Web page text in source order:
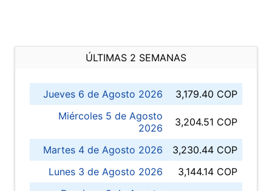
ÚLTIMAS 2 SEMANAS
Jueves 6 de Agosto 2026
3,179.40 COP
Miércoles 5 de Agosto
2026
3,204.51 COP
Martes 4 de Agosto 2026
3,230.44 COP
Lunes 3 de Agosto 2026
3,144.14 COP